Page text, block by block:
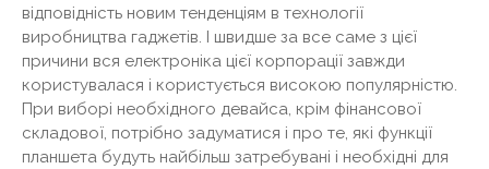
відповідність новим тенденціям в технології
виробництва гаджетів. І швидше за все саме з цієї
причини вся електроніка цієї корпорації завжди
користувалася і користується високою популярністю.
При виборі необхідного девайса, крім фінансової
складової, потрібно задуматися і про те, які функції
планшета будуть найбільш затребувані і необхідні для